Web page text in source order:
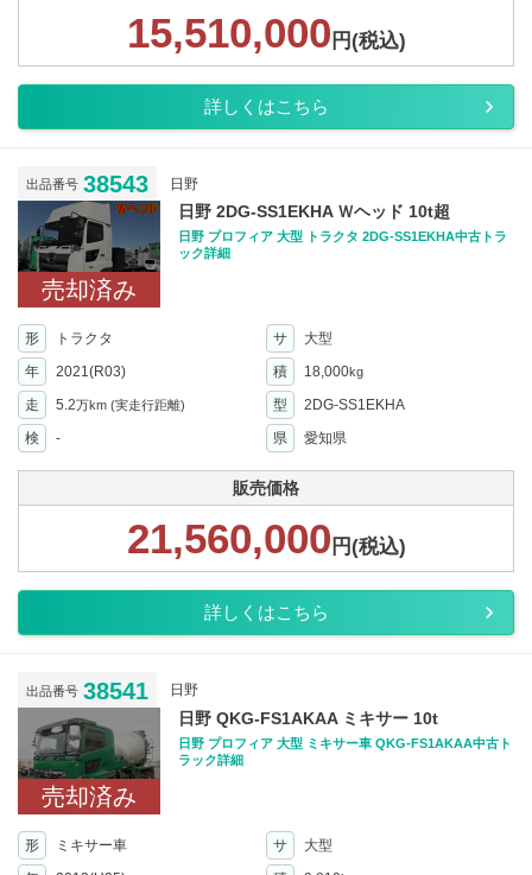
15,510,000 円(税込)
詳しくはこちら
出品番号 38543 日野
売却済み
日野 2DG-SS1EKHA Ｗヘッド 10t超
日野 プロフィア 大型 トラクタ 2DG-SS1EKHA中古トラ
ック詳細
形 トラクタ サ
大型
年
2021(R03) 積 18,000kg
走 5.2万km (実走行距離) 型
2DG-SS1EKHA
検
- 県 愛知県
販売価格
21,560,000 円(税込)
詳しくはこちら
出品番号 38541 日野
売却済み
日野 QKG-FS1AKAA ミキサー 10t
日野 プロフィア 大型 ミキサー車 QKG-FS1AKAA中古ト
ラック詳細
形 ミキサー車 サ
大型